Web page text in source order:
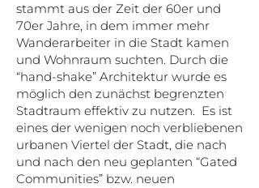
stammt aus der Zeit der 60er und
70er Jahre, in dem immer mehr
Wanderarbeiter in die Stadt kamen
und Wohnraum suchten. Durch die
“hand-shake” Architektur wurde es
möglich den zunächst begrenzten
Stadtraum effektiv zu nutzen. Es ist
eines der wenigen noch verbliebenen
urbanen Viertel der Stadt, die nach
und nach den neu geplanten “Gated
Communities” bzw. neuen